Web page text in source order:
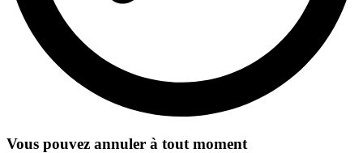
Vous pouvez annuler à tout moment